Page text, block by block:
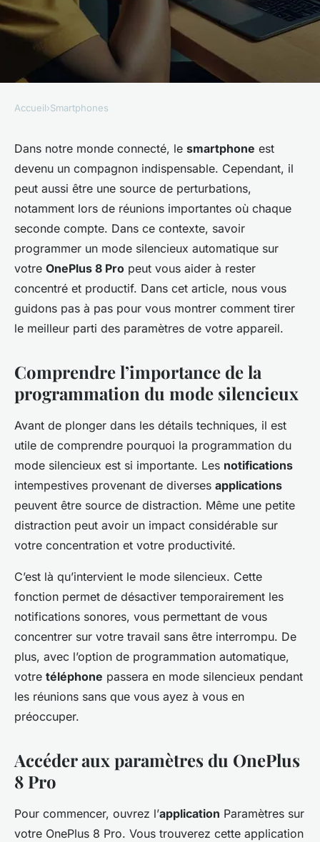
SMARTPHONES
Comment programmer un
mode silencieux automatique
pendant les réunions sur un
OnePlus 8 Pro?
françoise•7 mars 2024• 5 min de lecture
Accueil›Smartphones
Dans notre monde connecté, le smartphone est
devenu un compagnon indispensable. Cependant, il
peut aussi être une source de perturbations,
notamment lors de réunions importantes où chaque
seconde compte. Dans ce contexte, savoir
programmer un mode silencieux automatique sur
votre OnePlus 8 Pro peut vous aider à rester
concentré et productif. Dans cet article, nous vous
guidons pas à pas pour vous montrer comment tirer
le meilleur parti des paramètres de votre appareil.
Comprendre l’importance de la
programmation du mode silencieux
Avant de plonger dans les détails techniques, il est
utile de comprendre pourquoi la programmation du
mode silencieux est si importante. Les notifications
intempestives provenant de diverses applications
peuvent être source de distraction. Même une petite
distraction peut avoir un impact considérable sur
votre concentration et votre productivité.
C’est là qu’intervient le mode silencieux. Cette
fonction permet de désactiver temporairement les
notifications sonores, vous permettant de vous
concentrer sur votre travail sans être interrompu. De
plus, avec l’option de programmation automatique,
votre téléphone passera en mode silencieux pendant
les réunions sans que vous ayez à vous en
préoccuper.
Accéder aux paramètres du OnePlus
8 Pro
Pour commencer, ouvrez l’application Paramètres sur
votre OnePlus 8 Pro. Vous trouverez cette application